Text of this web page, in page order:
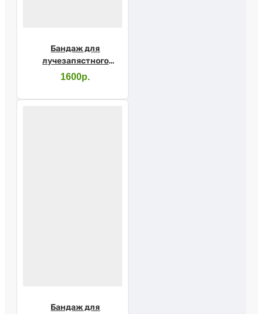
Бандаж для
лучезапястного
сустава F-204У
1600р.
Бандаж для